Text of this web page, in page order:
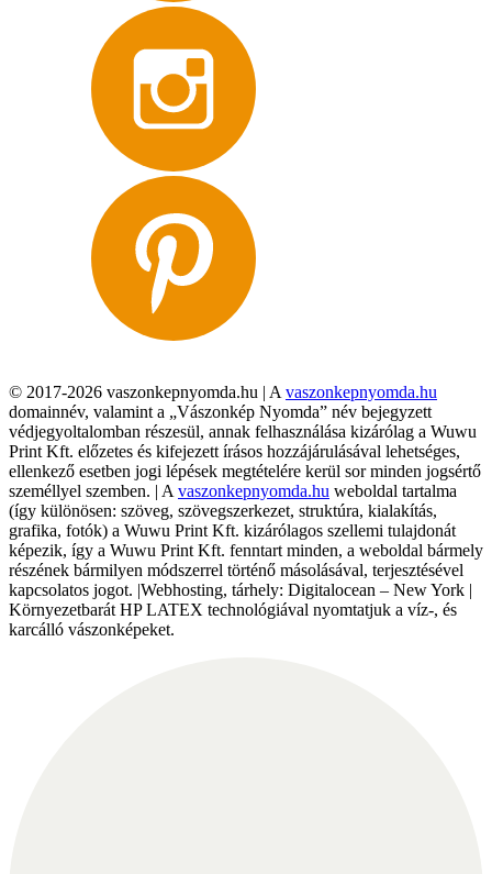
© 2017-2026 vaszonkepnyomda.hu | A vaszonkepnyomda.hu
domainnév, valamint a „Vászonkép Nyomda” név bejegyzett
védjegyoltalomban részesül, annak felhasználása kizárólag a Wuwu
Print Kft. előzetes és kifejezett írásos hozzájárulásával lehetséges,
ellenkező esetben jogi lépések megtételére kerül sor minden jogsértő
személlyel szemben. | A vaszonkepnyomda.hu weboldal tartalma
(így különösen: szöveg, szövegszerkezet, struktúra, kialakítás,
grafika, fotók) a Wuwu Print Kft. kizárólagos szellemi tulajdonát
képezik, így a Wuwu Print Kft. fenntart minden, a weboldal bármely
részének bármilyen módszerrel történő másolásával, terjesztésével
kapcsolatos jogot. |Webhosting, tárhely: Digitalocean – New York |
Környezetbarát HP LATEX technológiával nyomtatjuk a víz-, és
karcálló vászonképeket.